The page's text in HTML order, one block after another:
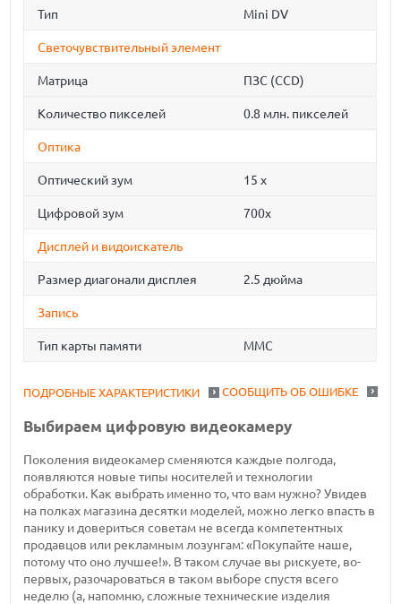
Тип Mini DV
Светочувствительный элемент
Матрица ПЗС (CCD)
Количество пикселей 0.8 млн. пикселей
Оптика
Оптический зум 15 x
Цифровой зум 700х
Дисплей и видоискатель
Размер диагонали дисплея 2.5 дюйма
Запись
Тип карты памяти MMC
СООБЩИТЬ ОБ ОШИБКЕ
ПОДРОБНЫЕ ХАРАКТЕРИСТИКИ
Выбираем цифровую видеокамеру
Поколения видеокамер сменяются каждые полгода,
появляются новые типы носителей и технологии
обработки. Как выбрать именно то, что вам нужно? Увидев
на полках магазина десятки моделей, можно легко впасть в
панику и довериться советам не всегда компетентных
продавцов или рекламным лозунгам: «Покупайте наше,
потому что оно лучшее!». В таком случае вы рискуете, во-
первых, разочароваться в таком выборе спустя всего
неделю (а, напомню, сложные технические изделия